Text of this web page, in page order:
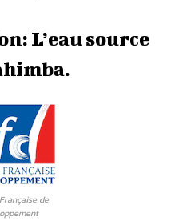
L’eau source
de